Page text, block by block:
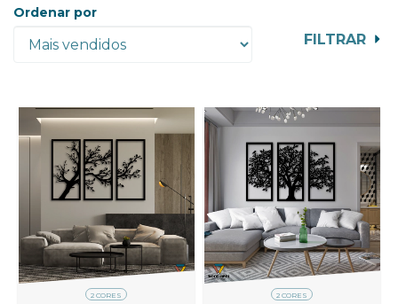
Ordenar por
FILTRAR
2 CORES 2 CORES